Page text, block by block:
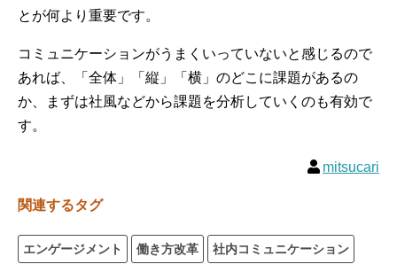
とが何より重要です。
コミュニケーションがうまくいっていないと感じるので
あれば、「全体」「縦」「横」のどこに課題があるの
か、まずは社風などから課題を分析していくのも有効で
す。
mitsucari
関連するタグ
エンゲージメント 働き方改革 社内コミュニケーション